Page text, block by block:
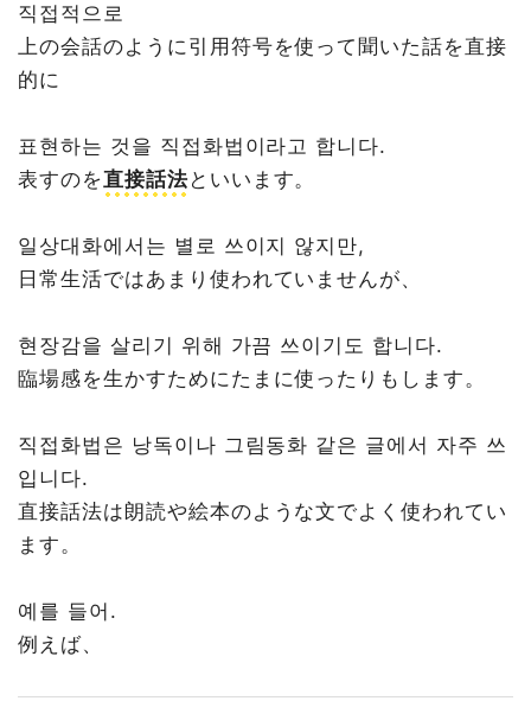
직접적으로
上の会話のように引用符号を使って聞いた話を直接
的に
표현하는 것을 직접화법이라고 합니다.
表すのを直接話法といいます。
일상대화에서는 별로 쓰이지 않지만,
日常生活ではあまり使われていませんが、
현장감을 살리기 위해 가끔 쓰이기도 합니다.
臨場感を生かすためにたまに使ったりもします。
직접화법은 낭독이나 그림동화 같은 글에서 자주 쓰
입니다.
直接話法は朗読や絵本のような文でよく使われてい
ます。
예를 들어.
例えば、